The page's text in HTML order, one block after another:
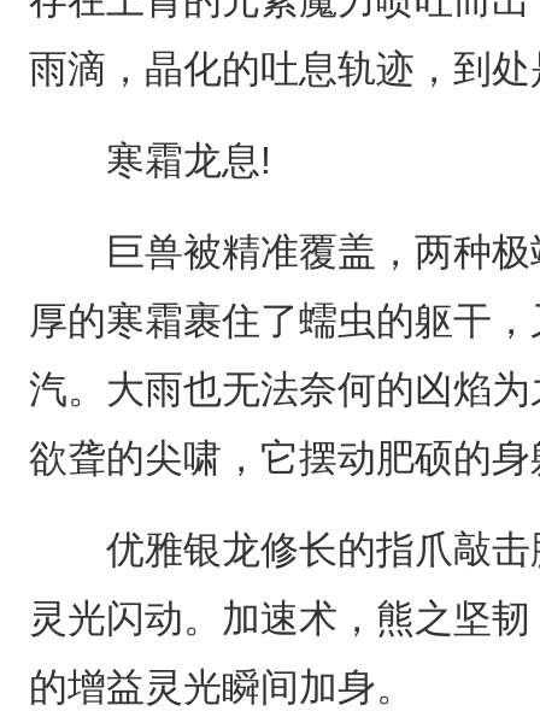
雨滴，晶化的吐息轨迹，到
寒霜龙息!
巨兽被精准覆盖，两种极
厚的寒霜裹住了蠕虫的躯干
汽。大雨也无法奈何的凶焰
欲聋的尖啸，它摆动肥硕的
优雅银龙修长的指爪敲击
灵光闪动。加速术，熊之坚
的增益灵光瞬间加身。